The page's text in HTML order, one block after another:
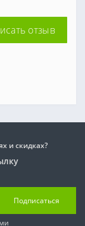
отзыв
и скидках?
Подписаться